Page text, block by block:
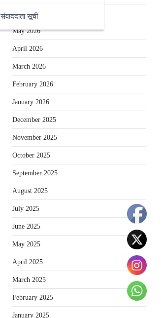
संवाददाता सूची
June 2026
May 2026
April 2026
March 2026
February 2026
January 2026
December 2025
November 2025
October 2025
September 2025
August 2025
July 2025
June 2025
May 2025
April 2025
March 2025
February 2025
January 2025